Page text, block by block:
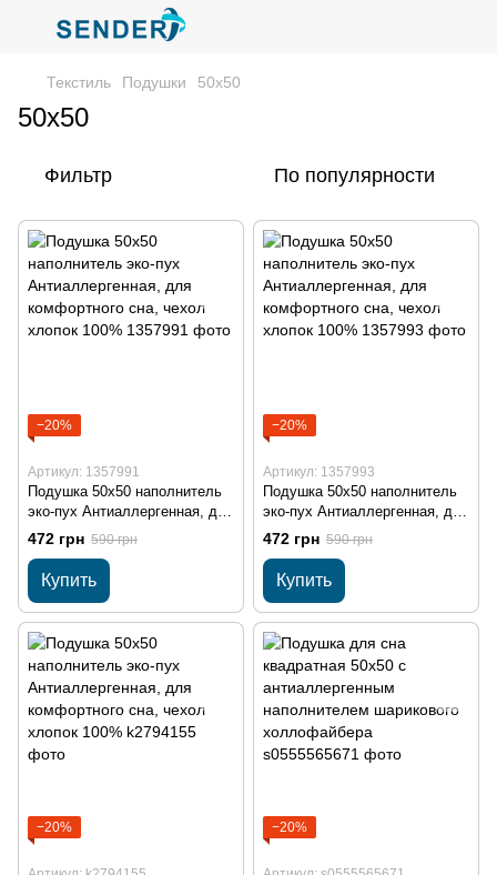
Текстиль Подушки 50x50
50x50
Фильтр По популярности
−20%
Артикул: 1357991
Подушка 50х50 наполнитель
эко-пух Антиаллергенная, для
комфортного сна, чехол
хлопок 100%
472 грн 590 грн
Купить
−20%
Артикул: 1357993
Подушка 50х50 наполнитель
эко-пух Антиаллергенная, для
комфортного сна, чехол
хлопок 100%
472 грн 590 грн
Купить
−20% −20%